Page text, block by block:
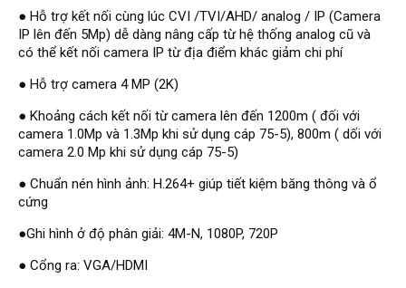
Camera HDParagon
Đầu ghi Analog
Đầu ghi HDParagon
Đầu ghi HIKVISION
Đầu ghi Visionhitech
Đầu ghi Dahua
Đầu ghi KBVISION
Thiết bị chống trộm Paradox
● Hỗ trợ kết nối cùng lúc CVI /TVI/AHD/ analog / IP (Camera
IP lên đến 5Mp) dễ dàng nâng cấp từ hệ thống analog cũ và
có thể kết nối camera IP từ địa điểm khác giảm chi phí
● Hỗ trợ camera 4 MP (2K)
● Khoảng cách kết nối từ camera lên đến 1200m ( đối với
camera 1.0Mp và 1.3Mp khi sử dụng cáp 75-5), 800m ( dối với
camera 2.0 Mp khi sử dụng cáp 75-5)
● Chuẩn nén hình ảnh: H.264+ giúp tiết kiệm băng thông và ổ
cứng
●Ghi hình ở độ phân giải: 4M-N, 1080P, 720P
● Cổng ra: VGA/HDMI